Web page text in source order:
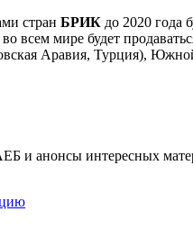
стран БРИК до 2020 года
всем мире будет
Аравия, Турция),
и анонсы интересных